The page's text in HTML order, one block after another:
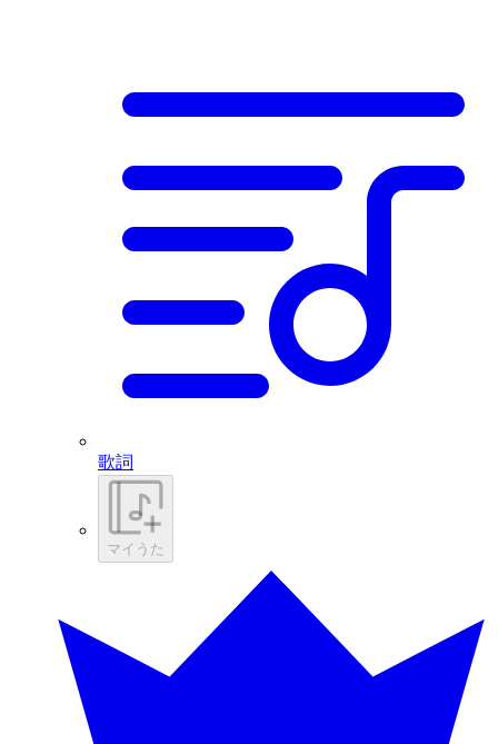
歌詞
マイうた